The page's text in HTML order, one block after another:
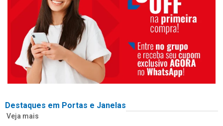
Destaques em Portas e Janelas
Veja mais